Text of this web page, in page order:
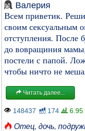
Валерия
Всем приветик.
своим сексуальным
отступления. После
до вовращиния
постели с папой.
чтобы ничто не
Читать далее...
148437 174 6.95
Отец, дочь,